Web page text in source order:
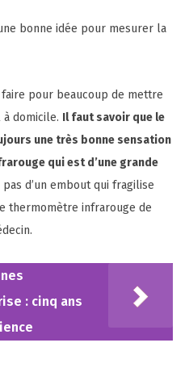
bonne idée pour mesurer la
pour beaucoup de mettre
domicile. Il faut savoir que le
une très bonne sensation
qui est d’une grande
d’un embout qui fragilise
thermomètre infrarouge de
: cinq ans